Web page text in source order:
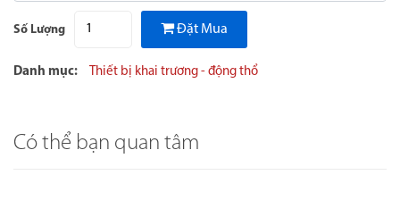
Số Lượng Đặt Mua
Danh mục: Thiết bị khai trương - động thổ
Có thể bạn quan tâm